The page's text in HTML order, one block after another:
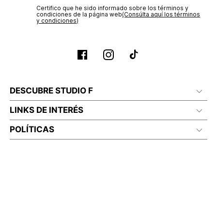
Certifico que he sido informado sobre los términos y
condiciones de la página web‎(Consúlta aquí los términos
y condiciones)
DESCUBRE STUDIO F
LINKS DE INTERÉS
POLÍTICAS